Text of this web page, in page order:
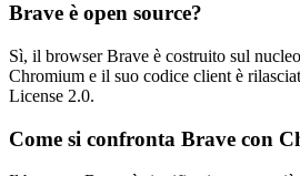
Brave è open source?
Sì, il browser Brave è costruito sul
Chromium e il suo codice client è
License 2.0.
Come si confronta Brave con